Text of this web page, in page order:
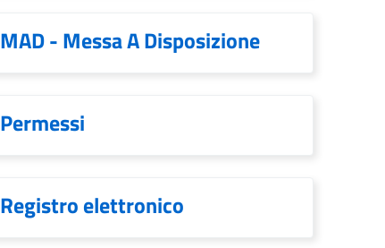
MAD - Messa A Disposizione
Permessi
Registro elettronico